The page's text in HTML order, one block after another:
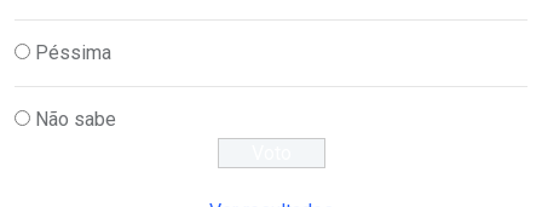
Péssima
Não sabe